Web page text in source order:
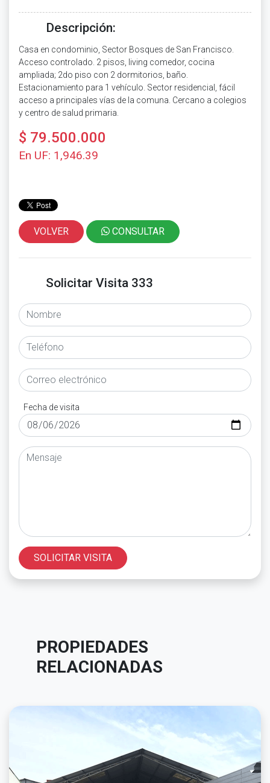
Descripción:
Casa en condominio, Sector Bosques de San Francisco.
Acceso controlado. 2 pisos, living comedor, cocina
ampliada; 2do piso con 2 dormitorios, baño.
Estacionamiento para 1 vehículo. Sector residencial, fácil
acceso a principales vías de la comuna. Cercano a colegios
y centro de salud primaria.
$ 79.500.000
En UF: 1,946.39
VOLVER CONSULTAR
Solicitar Visita 333
Fecha de visita
SOLICITAR VISITA
PROPIEDADES
RELACIONADAS